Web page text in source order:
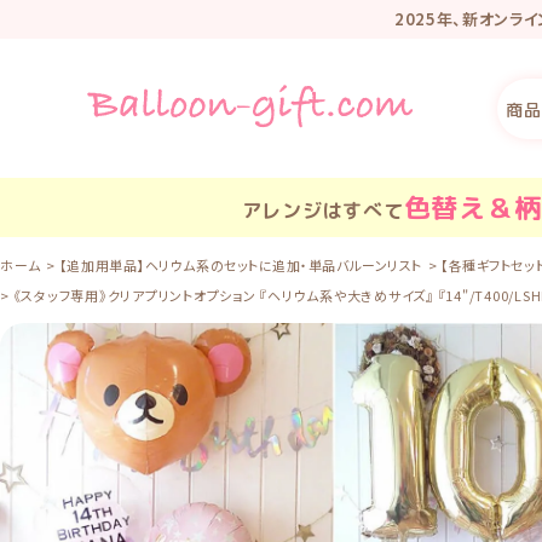
2025年、新オンラ
リニューアル記
商
アレンジはすべて色替え＆
ホーム 【追加用単品】ヘリウム系のセットに追加・単品バルーンリスト
【各種ギフトセ
《スタッフ専用》クリアプリントオプション 『ヘリウム系や大きめサイズ』 『14"/T400/